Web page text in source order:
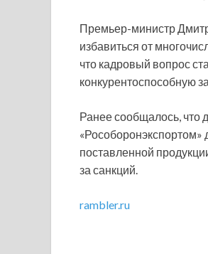
Премьер-министр
избавиться от
что кадровый вопрос
конкурентоспособную
Ранее сообщалось, что
«Рособоронэкспортом»
поставленной
за санкций.
rambler.ru